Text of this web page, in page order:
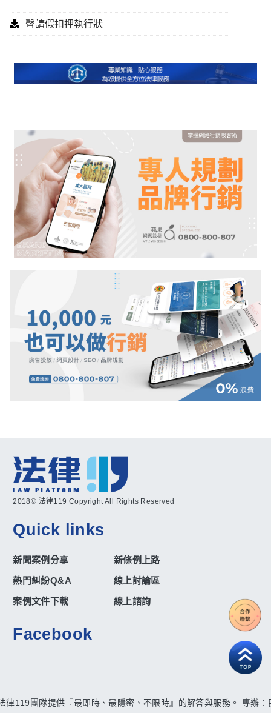
聲請假扣押執行狀
2018© 法律119 Copyright All Rights Reserved
Quick links
新聞案例分享
新條例上路
熱門糾紛Q&A
線上討論區
案例文件下載
線上諮詢
Facebook
律119團隊提供『最即時、最隱密、不限時』的解答與服務。 專辦